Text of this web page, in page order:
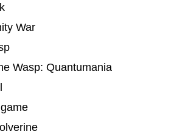
War
Wasp: Quantumania